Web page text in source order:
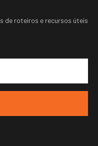
de roteiros e recursos úteis